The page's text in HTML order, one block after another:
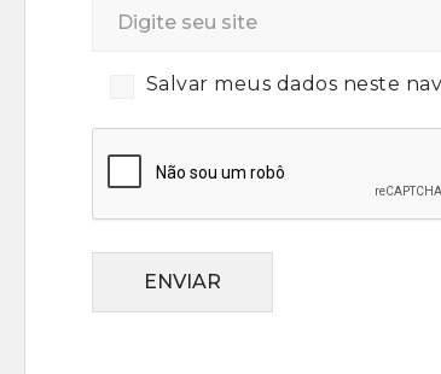
Salvar meus dados neste
ENVIAR